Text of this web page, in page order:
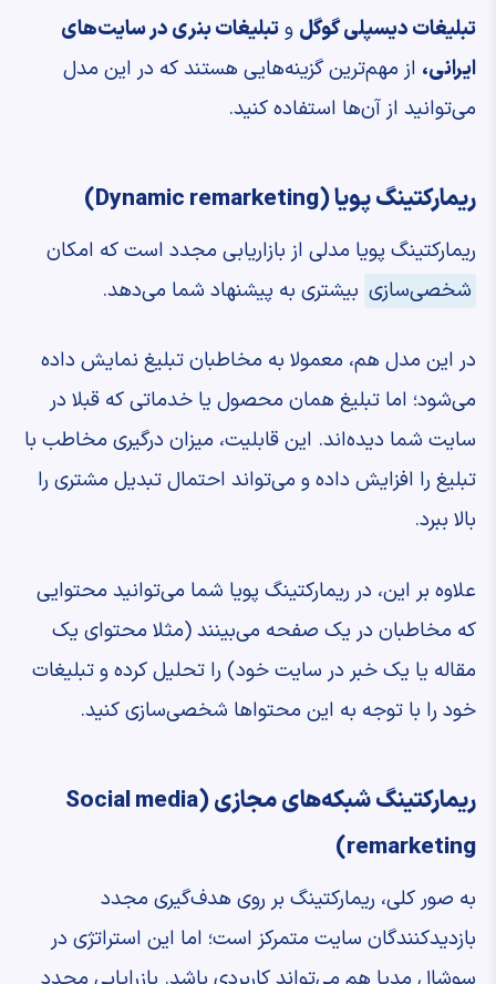
تبلیغات دیسپلی گوگلوتبلیغات بنری در سایت‌های
ایرانی،از مهم‌ترین گزینه‌هایی هستند که در این مدل
می‌توانید از آن‌ها استفاده کنید.
ریمارکتینگ پویا (Dynamic remarketing)
ریمارکتینگ پویا مدلی از بازاریابی مجدد است که امکان
شخصی‌سازی بیشتری به پیشنهاد شما می‌دهد.
در این مدل هم، معمولا به مخاطبان تبلیغ نمایش داده
می‌شود؛ اما تبلیغ همان محصول یا خدماتی که قبلا در
سایت شما دیده‌اند. این قابلیت، میزان درگیری مخاطب با
تبلیغ را افزایش داده و می‌تواند احتمال تبدیل مشتری را
بالا ببرد.
علاوه بر این، در ریمارکتینگ پویا شما می‌توانید محتوایی
که مخاطبان در یک صفحه می‌بینند (مثلا محتوای یک
مقاله یا یک خبر در سایت خود) را تحلیل کرده و تبلیغات
خود را با توجه به این محتواها شخصی‌سازی کنید.
ریمارکتینگ شبکه‌های مجازی (Social media
remarketing)
به صور کلی، ریمارکتینگ بر روی هدف‌گیری مجدد
بازدیدکنندگان سایت متمرکز است؛ اما این استراتژی در